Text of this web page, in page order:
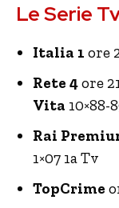
Le Serie
Italia 1 ore
Rete 4ore
Vita 10×88-
Rai
1×07 1a Tv
TopCrime